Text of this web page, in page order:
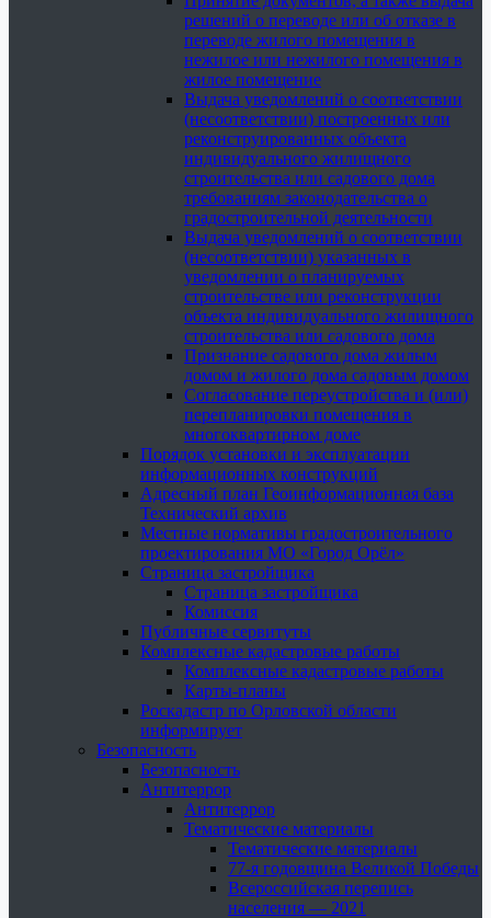
решений о переводе или об отказе в
переводе жилого помещения в
нежилое или нежилого помещения в
жилое помещение
Выдача уведомлений о соответствии
(несоответствии) построенных или
реконструированных объекта
индивидуального жилищного
строительства или садового дома
требованиям законодательства о
градостроительной деятельности
Выдача уведомлений о соответствии
(несоответствии) указанных в
уведомлении о планируемых
строительстве или реконструкции
объекта индивидуального жилищного
строительства или садового дома
Признание садового дома жилым
домом и жилого дома садовым домом
Согласование переустройства и (или)
перепланировки помещения в
многоквартирном доме
Порядок установки и эксплуатации
информационных конструкций
Адресный план Геоинформационная база
Технический архив
Местные нормативы градостроительного
проектирования МО «Город Орёл»
Страница застройщика
Страница застройщика
Комиссия
Публичные сервитуты
Комплексные кадастровые работы
Комплексные кадастровые работы
Карты-планы
Роскадастр по Орловской области
информирует
Безопасность
Безопасность
Антитеррор
Антитеррор
Тематические материалы
Тематические материалы
77-я годовщина Великой Победы
Всероссийская перепись
населения — 2021